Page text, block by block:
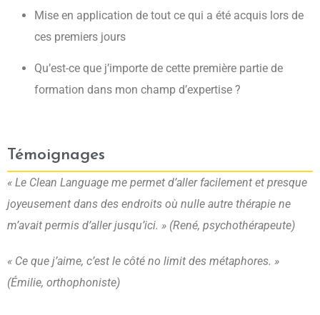
Mise en application de tout ce qui a été acquis lors de
ces premiers jours
Qu’est-ce que j’importe de cette première partie de
formation dans mon champ d’expertise ?
Témoignages
« Le Clean Language me permet d’aller facilement et presque
joyeusement dans des endroits où nulle autre thérapie ne
m’avait permis d’aller jusqu’ici. » (René, psychothérapeute)
« Ce que j’aime, c’est le côté no limit des métaphores. »
(Émilie, orthophoniste)